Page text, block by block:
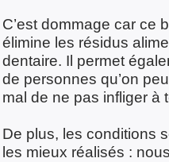
C’est dommage car ce
élimine les résidus
dentaire. Il permet
de personnes qu’on
mal de ne pas infliger à
De plus, les conditions
les mieux réalisés :